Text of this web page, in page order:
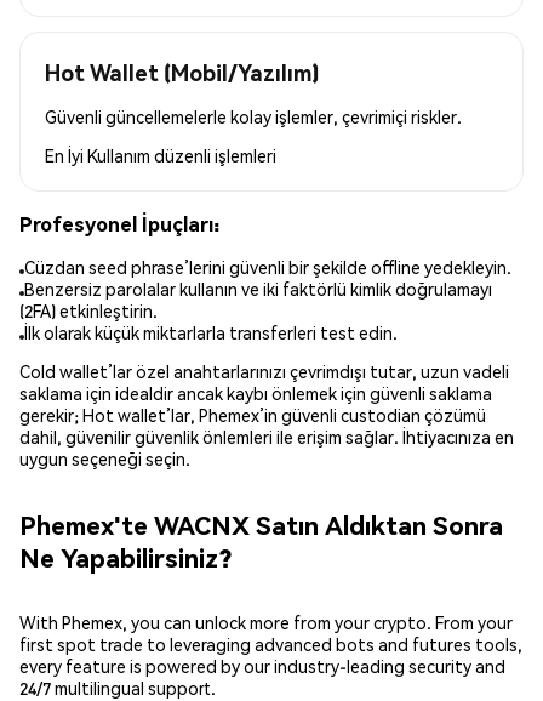
Hot Wallet (Mobil/Yazılım)
Güvenli güncellemelerle kolay işlemler, çevrimiçi riskler.
En İyi Kullanım düzenli işlemleri
Profesyonel İpuçları:
Cüzdan seed phrase’lerini güvenli bir şekilde offline yedekleyin.
Benzersiz parolalar kullanın ve iki faktörlü kimlik doğrulamayı
(2FA) etkinleştirin.
İlk olarak küçük miktarlarla transferleri test edin.
Cold wallet’lar özel anahtarlarınızı çevrimdışı tutar, uzun vadeli
saklama için idealdir ancak kaybı önlemek için güvenli saklama
gerekir; Hot wallet’lar, Phemex’in güvenli custodian çözümü
dahil, güvenilir güvenlik önlemleri ile erişim sağlar. İhtiyacınıza en
uygun seçeneği seçin.
Phemex'te WACNX Satın Aldıktan Sonra
Ne Yapabilirsiniz?
With Phemex, you can unlock more from your crypto. From your
first spot trade to leveraging advanced bots and futures tools,
every feature is powered by our industry-leading security and
24/7 multilingual support.